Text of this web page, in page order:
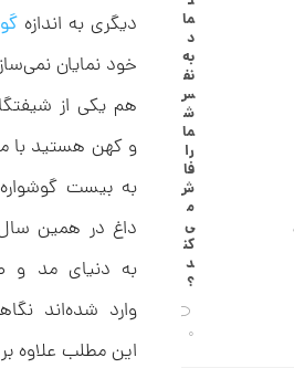
دیگری به اندازه
خود نمایان
هم یکی از
و کهن هستید با
به بیست
داغ در همین
به دنیای مد و
وارد شده‌اند
ما
د
به
نف
س
ش
ما
را
فا
ش
م
ی‌
کن
د
؟
0
ن
ش
ت
ط
ل
ا
ا
ز
ک
ل
ش
م
3
0
,
2
5
3
,
0
0